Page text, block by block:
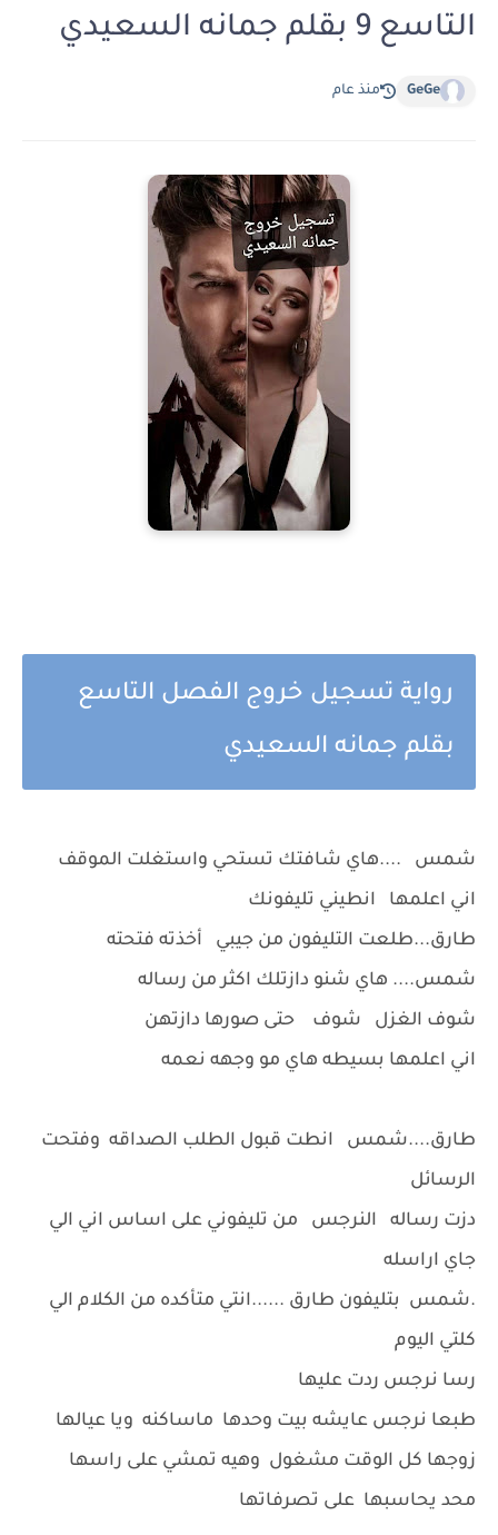
التاسع 9 بقلم جمانه السعيدي
GeGe منذ عام
رواية تسجيل خروج الفصل التاسع
بقلم جمانه السعيدي
شمس ....هاي شافتك تستحي واستغلت الموقف
اني اعلمها انطيني تليفونك
طارق...طلعت التليفون من جيبي أخذته فتحته
شمس.... هاي شنو دازتلك اكثر من رساله
شوف الغزل شوف حتى صورها دازتهن
اني اعلمها بسيطه هاي مو وجهه نعمه
طارق....شمس انطت قبول الطلب الصداقه وفتحت
الرسائل
دزت رساله النرجس من تليفوني على اساس اني الي
جاي اراسله
.شمس بتليفون طارق ......انتي متأكده من الكلام الي
كلتي اليوم
رسا نرجس ردت عليها
طبعا نرجس عايشه بيت وحدها ماساكنه ويا عيالها
زوجها كل الوقت مشغول وهيه تمشي على راسها
محد يحاسبها على تصرفاتها